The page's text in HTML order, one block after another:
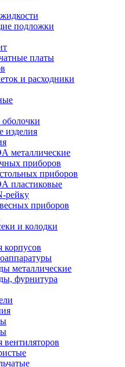
подложки
платы
и расходники
изделия
металлические
приборов
приборов
пластиковые
рейку
приборов
и колодки
корпусов
металлические
фурнитура
вентиляторов